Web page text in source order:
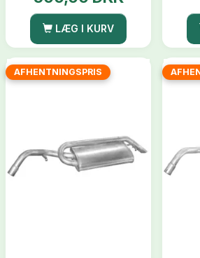
LÆG I KURV
AFHENTNINGSPRIS